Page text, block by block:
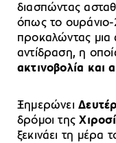
διασπώντας
όπως το
προκαλώντας μια
αντίδραση, η
ακτινοβολία και
Ξημερώνει
δρόμοι της
ξεκινάει τη μέρα